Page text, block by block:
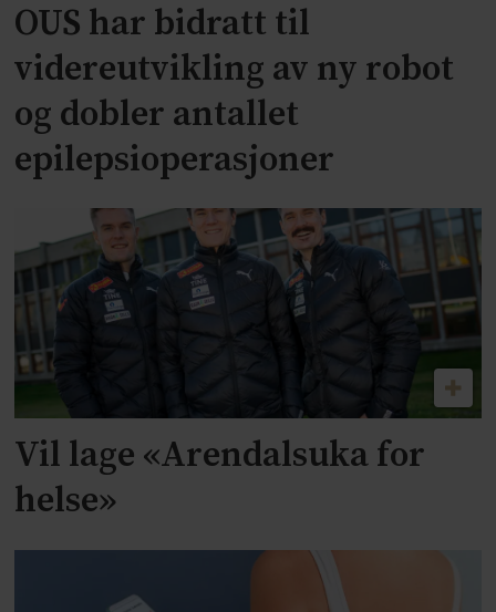
OUS har bidratt til
videreutvikling av ny robot
og dobler antallet
epilepsioperasjoner
Vil lage «Arendalsuka for
helse»